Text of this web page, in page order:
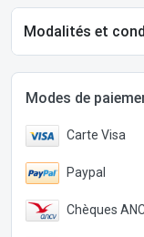
Modalités et
Modes de
Carte Visa
Paypal
Chèques